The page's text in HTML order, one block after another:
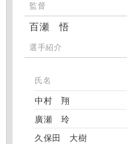
監督
百瀬 悟
選手紹介
氏名
中村 翔
廣瀬 玲
久保田 大樹